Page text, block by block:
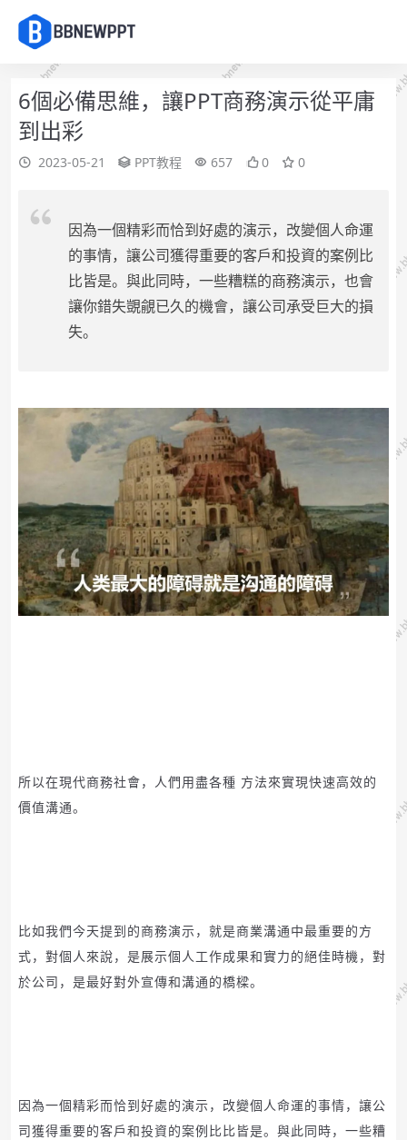
6個必備思維，讓PPT商務演示從平庸
到出彩
2023-05-21 PPT教程 657 0 0
因為一個精彩而恰到好處的演示，改變個人命運
的事情，讓公司獲得重要的客戶和投資的案例比
比皆是。與此同時，一些糟糕的商務演示，也會
讓你錯失覬覦已久的機會，讓公司承受巨大的損
失。
所以在現代商務社會，人們用盡各種 方法來實現快速高效的
價值溝通。
比如我們今天提到的商務演示，就是商業溝通中最重要的方
式，對個人來說，是展示個人工作成果和實力的絕佳時機，對
於公司，是最好對外宣傳和溝通的橋樑。
因為一個精彩而恰到好處的演示，改變個人命運的事情，讓公
司獲得重要的客戶和投資的案例比比皆是。 與此同時，一些糟